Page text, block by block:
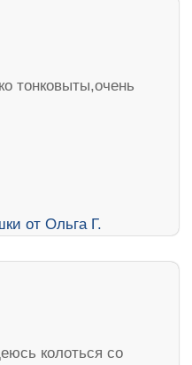
тонковыты,очень
колоться со